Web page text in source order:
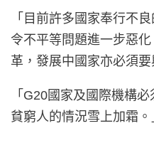
「目前許多國家奉行不
令不平等問題進一步惡
革，發展中國家亦必須
「G20國家及國際機構
貧窮人的情況雪上加霜。